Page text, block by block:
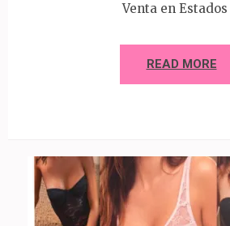
Venta en
READ MORE